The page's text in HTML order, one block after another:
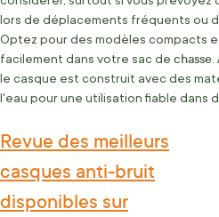
lors de déplacements fréquents ou
Optez pour des modèles compacts
facilement dans votre sac de chasse.
le casque est construit avec des
l'eau pour une utilisation fiable dans
Revue des meilleurs
casques anti-bruit
disponibles sur